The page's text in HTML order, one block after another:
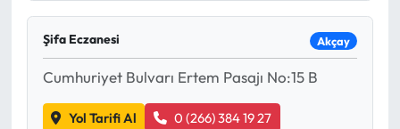
Şifa Eczanesi Akçay
Cumhuriyet Bulvarı Ertem Pasajı No:15 B
Yol Tarifi Al 0 (266) 384 19 27